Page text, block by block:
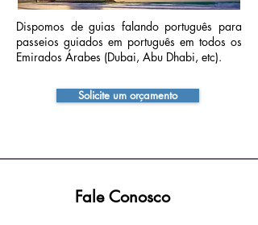
Dispomos de guias falando português para
passeios guiados em português em todos os
Emirados Árabes (Dubai, Abu Dhabi, etc).
Solicite um orçamento
Fale Conosco